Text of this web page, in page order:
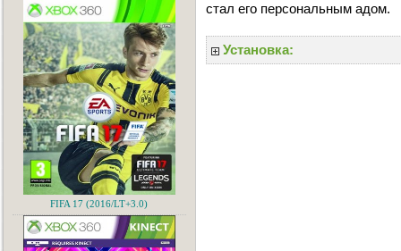
стал его персональным адом.
Установка:
FIFA 17 (2016/LT+3.0)